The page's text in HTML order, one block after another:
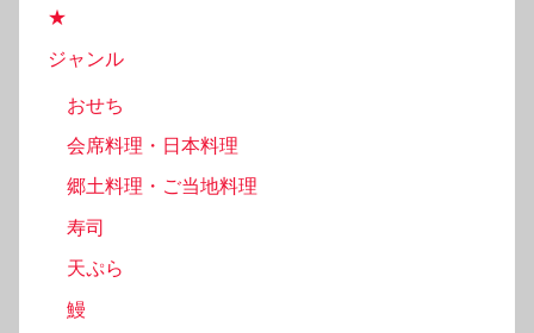
★
ジャンル
おせち
会席料理・日本料理
郷土料理・ご当地料理
寿司
天ぷら
鰻